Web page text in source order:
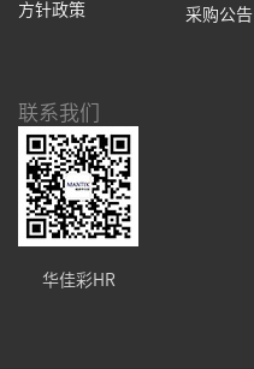
方针政策 采购公告
联系我们
华佳彩HR